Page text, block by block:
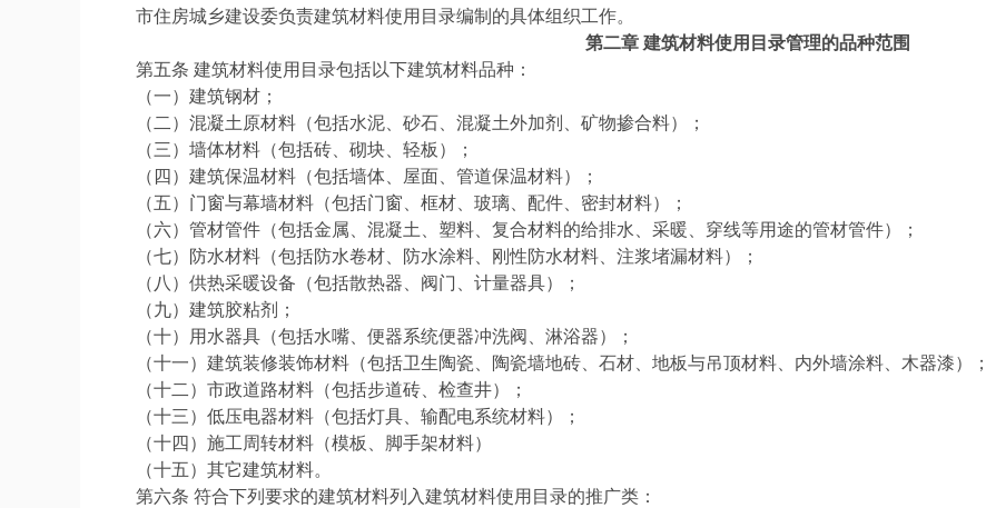
市住房城乡建设委负责建筑材料使用目录编制的具体组织工作。
第二章 建筑材料使用目录管理的品种范围
第五条 建筑材料使用目录包括以下建筑材料品种：
（一）建筑钢材；
（二）混凝土原材料（包括水泥、砂石、混凝土外加剂、矿物掺合料）；
（三）墙体材料（包括砖、砌块、轻板）；
（四）建筑保温材料（包括墙体、屋面、管道保温材料）；
（五）门窗与幕墙材料（包括门窗、框材、玻璃、配件、密封材料）；
（六）管材管件（包括金属、混凝土、塑料、复合材料的给排水、采暖、穿线等用途的管材管件）；
（七）防水材料（包括防水卷材、防水涂料、刚性防水材料、注浆堵漏材料）；
（八）供热采暖设备（包括散热器、阀门、计量器具）；
（九）建筑胶粘剂；
（十）用水器具（包括水嘴、便器系统便器冲洗阀、淋浴器）；
（十一）建筑装修装饰材料（包括卫生陶瓷、陶瓷墙地砖、石材、地板与吊顶材料、内外墙涂料、木器漆）；
（十二）市政道路材料（包括步道砖、检查井）；
（十三）低压电器材料（包括灯具、输配电系统材料）；
（十四）施工周转材料（模板、脚手架材料）
（十五）其它建筑材料。
第六条 符合下列要求的建筑材料列入建筑材料使用目录的推广类：